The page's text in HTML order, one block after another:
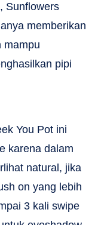
Sunflowers
memberikan
mampu
pipi
You Pot ini
karena dalam
natural, jika
on yang lebih
3 kali swipe